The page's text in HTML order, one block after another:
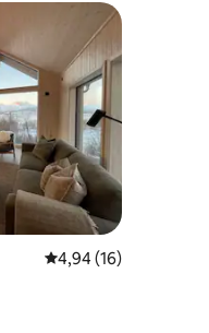
Gemiddelde
4,94 (16)